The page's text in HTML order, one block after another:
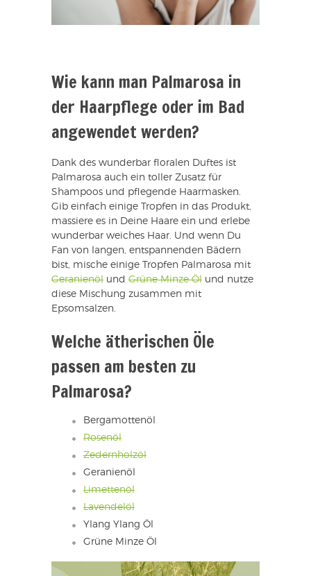
Wie kann man Palmarosa in
der Haarpflege oder im Bad
angewendet werden?
Dank des wunderbar floralen Duftes ist
Palmarosa auch ein toller Zusatz für
Shampoos und pflegende Haarmasken.
Gib einfach einige Tropfen in das Produkt,
massiere es in Deine Haare ein und erlebe
wunderbar weiches Haar. Und wenn Du
Fan von langen, entspannenden Bädern
bist, mische einige Tropfen Palmarosa mit
Geranienöl und Grüne Minze Öl und nutze
diese Mischung zusammen mit
Epsomsalzen.
Welche ätherischen Öle
passen am besten zu
Palmarosa?
Bergamottenöl
Rosenöl
Zedernholzöl
Geranienöl
Limettenöl
Lavendelöl
Ylang Ylang Öl
Grüne Minze Öl